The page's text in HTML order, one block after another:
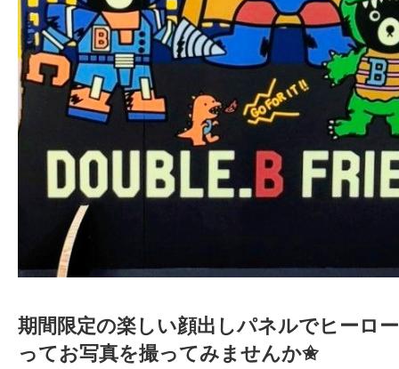
期間限定の楽しい顔出しパネルでヒーロ
ってお写真を撮ってみませんか✬